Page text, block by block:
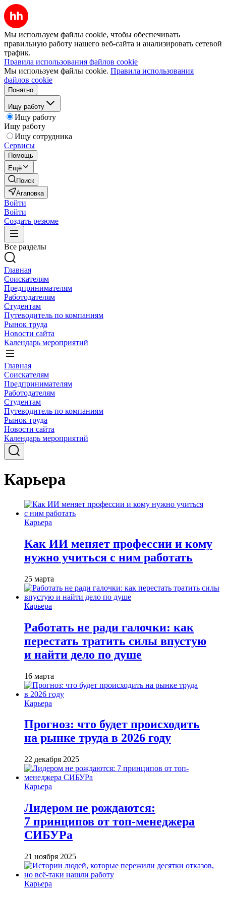
Мы используем файлы cookie, чтобы обеспечивать
правильную работу нашего веб-сайта и анализировать сетевой
трафик.
Правила использования файлов cookie
Мы используем файлы cookie. Правила использования
файлов cookie
Понятно
Ищу работу
Ищу работу
Ищу работу
Ищу сотрудника
Сервисы
Помощь
Ещё
Поиск
Агаповка
Войти
Войти
Создать резюме
Все разделы
Главная
Соискателям
Предпринимателям
Работодателям
Студентам
Путеводитель по компаниям
Рынок труда
Новости сайта
Календарь мероприятий
Главная
Соискателям
Предпринимателям
Работодателям
Студентам
Путеводитель по компаниям
Рынок труда
Новости сайта
Календарь мероприятий
Карьера
Карьера
Как ИИ меняет профессии и кому
нужно учиться с ним работать
25 марта
Карьера
Работать не ради галочки: как
перестать тратить силы впустую
и найти дело по душе
16 марта
Карьера
Прогноз: что будет происходить
на рынке труда в 2026 году
22 декабря 2025
Карьера
Лидером не рождаются:
7 принципов от топ-менеджера
СИБУРа
21 ноября 2025
Карьера